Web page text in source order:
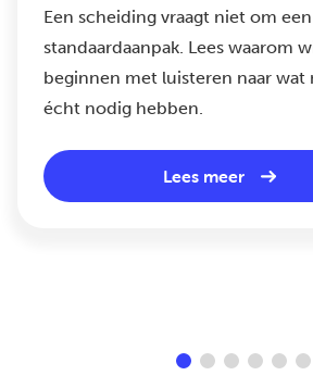
Een scheiding vraagt niet om een
standaardaanpak. Lees waarom
beginnen met luisteren naar wat
écht nodig hebben.
Lees meer